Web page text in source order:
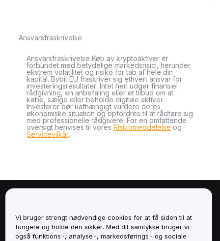
Ansvarsfraskrivelse
Ansvarsfraskrivelse Køb av kryptoaktiver er
forbundet med betydelige markedsrisici, herunder
ekstrem volatilitet og risiko for tab af hele din
kapital. Bybit EU fraskriver sig ethvert ansvar for
investeringsresultater. Intet heri udgør finansiel
rådgivning, en anbefaling eller et tilbud om at
købe, sælge eller beholde digitale aktiver.
Investorer bør uafhængigt vurdere deres
økonomiske situation og opfordres til at rådføre sig
med professionelle rådgivere. For en omfattende
oversigt henvises til vores Risikomeddelelse og
Servicevilkår.
Tjenester
Vi bruger strengt nødvendige cookies for at få siden til at
fungere og holde den sikker. Med dit samtykke bruger vi
også funktions-, analyse-, markedsførings- og sociale